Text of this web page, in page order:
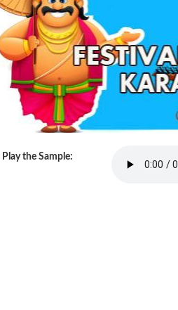
Play the Sample: